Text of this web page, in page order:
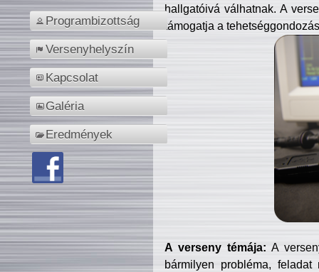
Programbizottság
Versenyhelyszín
Kapcsolat
Galéria
Eredmények
hallgatóivá válhatnak. A
támogatja a
A verseny témája: A
bármilyen probléma, feladat